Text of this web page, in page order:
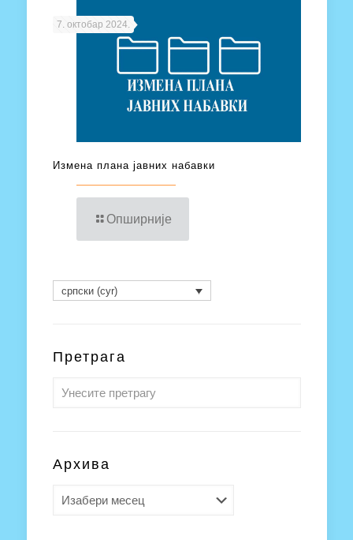
7. октобар 2024.
Измена плана јавних набавки
Опширније
српски (cyr)
Претрага
Архива